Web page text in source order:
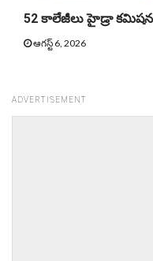
52 కాలేజీలు హైడ్రా
ఆగస్ట్ 6, 2026
ADVERTISEMENT